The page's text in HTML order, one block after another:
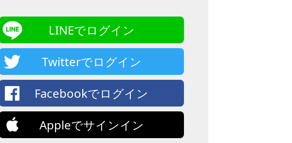
LINEでログイン
Twitterでログイン
Facebookでログイン
Appleでサインイン